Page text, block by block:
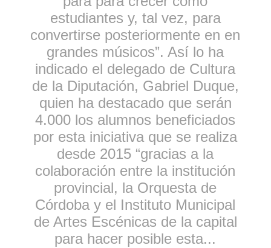
estudiantes y, tal vez, para
convertirse posteriormente en en
grandes músicos”. Así lo ha
indicado el delegado de Cultura
de la Diputación, Gabriel Duque,
quien ha destacado que serán
4.000 los alumnos beneficiados
por esta iniciativa que se realiza
desde 2015 “gracias a la
colaboración entre la institución
provincial, la Orquesta de
Córdoba y el Instituto Municipal
de Artes Escénicas de la capital
para hacer posible esta...